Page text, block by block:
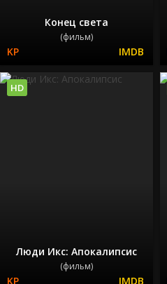
Конец света
(фильм)
Люди Икс: Апокалипсис
(фильм)
HD